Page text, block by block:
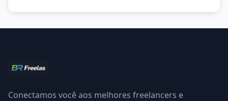
Conectamos você aos melhores freelancers e